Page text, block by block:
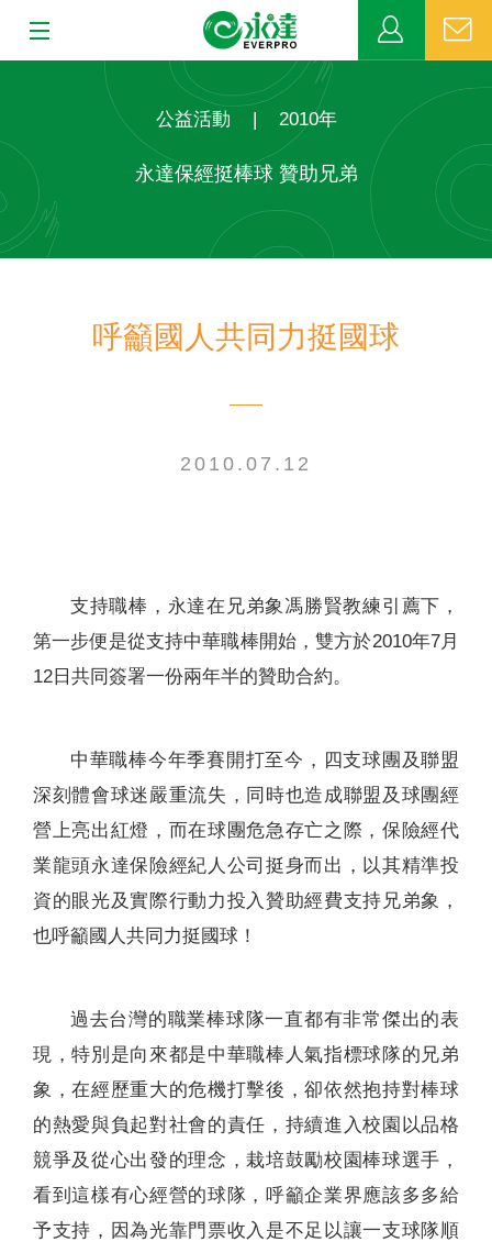
MDRT
公益活動 | 2010年
永達保經挺棒球 贊助兄弟
呼籲國人共同力挺國球
2010.07.12
支持職棒，永達在兄弟象馮勝賢教練引薦下，
第一步便是從支持中華職棒開始，雙方於2010年7月
12日共同簽署一份兩年半的贊助合約。
中華職棒今年季賽開打至今，四支球團及聯盟
深刻體會球迷嚴重流失，同時也造成聯盟及球團經
營上亮出紅燈，而在球團危急存亡之際，保險經代
業龍頭永達保險經紀人公司挺身而出，以其精準投
資的眼光及實際行動力投入贊助經費支持兄弟象，
也呼籲國人共同力挺國球！
過去台灣的職業棒球隊一直都有非常傑出的表
現，特別是向來都是中華職棒人氣指標球隊的兄弟
象，在經歷重大的危機打擊後，卻依然抱持對棒球
的熱愛與負起對社會的責任，持續進入校園以品格
競爭及從心出發的理念，栽培鼓勵校園棒球選手，
看到這樣有心經營的球隊，呼籲企業界應該多多給
予支持，因為光靠門票收入是不足以讓一支球隊順